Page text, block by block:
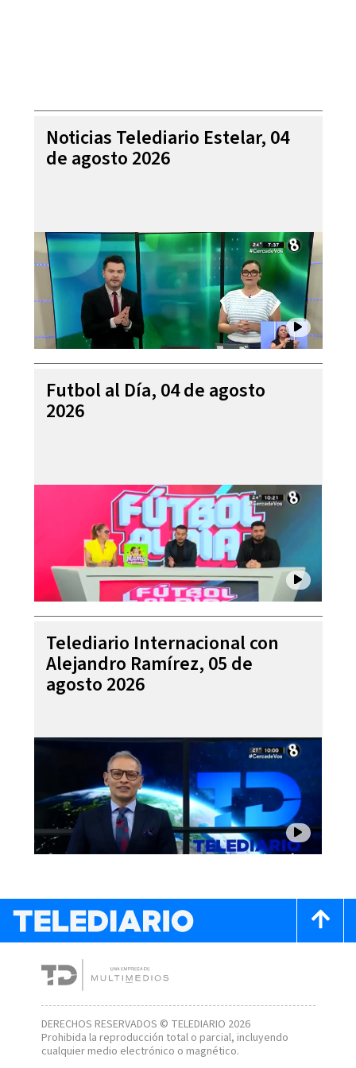
Noticias Telediario Estelar, 04
de agosto 2026
Futbol al Día, 04 de agosto
2026
Telediario Internacional con
Alejandro Ramírez, 05 de
agosto 2026
DERECHOS RESERVADOS © TELEDIARIO 2026
Prohibida la reproducción total o parcial, incluyendo
cualquier medio electrónico o magnético.